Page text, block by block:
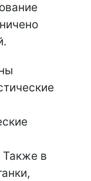
Также в